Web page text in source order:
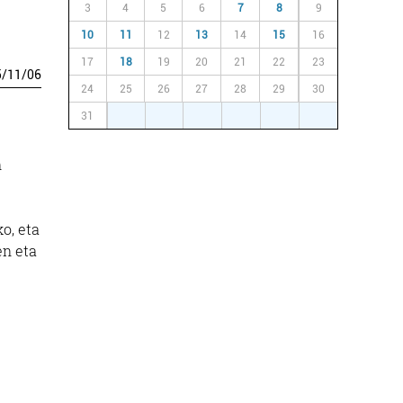
/11/06
eta
eta
3 4 5 6 7 8 9
10 11 12 13 14 15 16
17 18 19 20 21 22 23
24 25 26 27 28 29 30
31